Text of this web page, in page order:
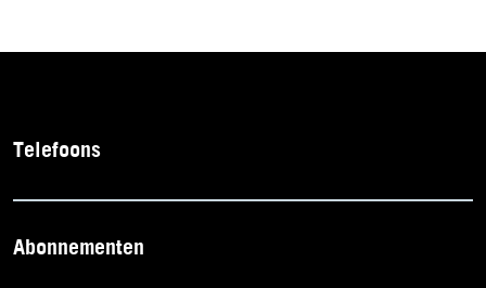
Telefoons
Abonnementen